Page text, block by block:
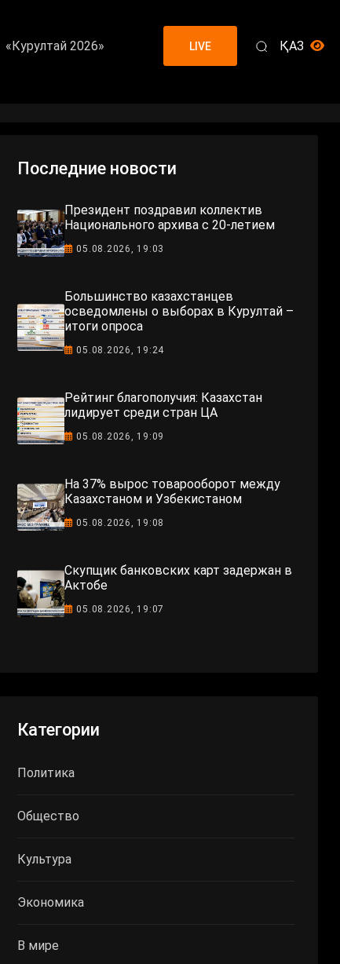
«Курултай 2026» LIVE ҚАЗ
Последние новости
Президент поздравил коллектив
Национального архива с 20-летием
05.08.2026, 19:03
Большинство казахстанцев
осведомлены о выборах в Курултай –
итоги опроса
05.08.2026, 19:24
Рейтинг благополучия: Казахстан
лидирует среди стран ЦА
05.08.2026, 19:09
На 37% вырос товарооборот между
Казахстаном и Узбекистаном
05.08.2026, 19:08
Скупщик банковских карт задержан в
Актобе
05.08.2026, 19:07
Категории
Политика
Общество
Культура
Экономика
В мире